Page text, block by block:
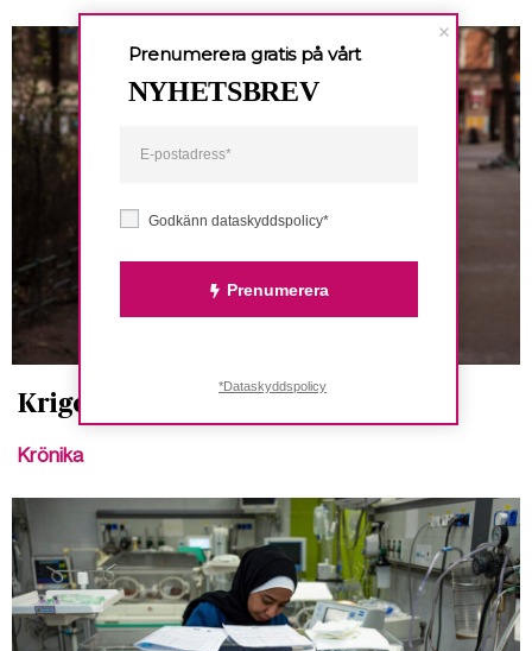
Kriget mot klimatet
Krönika
Godkänn dataskyddspolicy*
Prenumerera
Prenumerera gratis på vårt
NYHETSBREV
*Dataskyddspolicy